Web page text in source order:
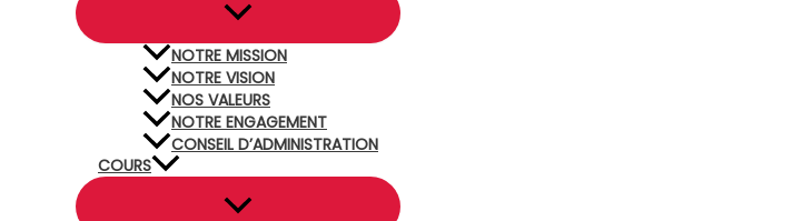
NOTRE MISSION
NOTRE VISION
NOS VALEURS
NOTRE ENGAGEMENT
CONSEIL D’ADMINISTRATION
COURS